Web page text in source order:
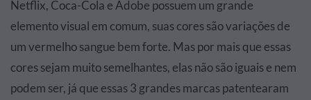
Netflix, Coca-Cola e Adobe possuem um grande
elemento visual em comum, suas cores são variações de
um vermelho sangue bem forte. Mas por mais que essas
cores sejam muito semelhantes, elas não são iguais e nem
podem ser, já que essas 3 grandes marcas patentearam